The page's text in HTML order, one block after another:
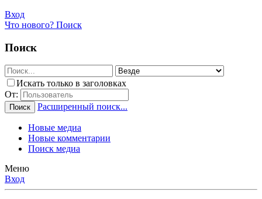
Вход
Что нового? Поиск
Поиск
Искать только в заголовках
От:
Поиск Расширенный поиск...
Новые медиа
Новые комментарии
Поиск медиа
Меню
Вход